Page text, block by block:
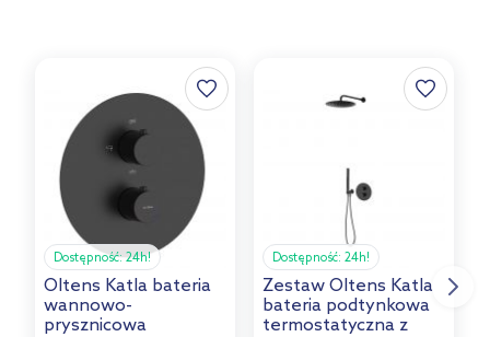
Dostępność:24h!
Oltens Katla bateria
wannowo-
prysznicowa
Dostępność: 24h!
Zestaw Oltens Katla
bateria podtynkowa
termostatyczna z